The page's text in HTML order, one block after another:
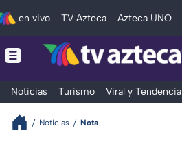
en vivo TV Azteca Azteca UNO
Noticias Turismo Viral y Tendencia
Noticias Nota